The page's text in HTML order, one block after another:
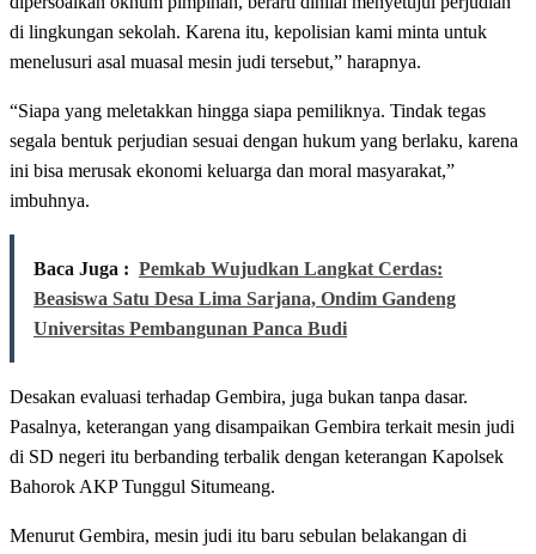
di lingkungan sekolah. Karena itu, kepolisian kami minta untuk
menelusuri asal muasal mesin judi tersebut,” harapnya.
“Siapa yang meletakkan hingga siapa pemiliknya. Tindak tegas
segala bentuk perjudian sesuai dengan hukum yang berlaku, karena
ini bisa merusak ekonomi keluarga dan moral masyarakat,”
imbuhnya.
Baca Juga : Pemkab Wujudkan Langkat Cerdas:
Beasiswa Satu Desa Lima Sarjana, Ondim Gandeng
Universitas Pembangunan Panca Budi
Desakan evaluasi terhadap Gembira, juga bukan tanpa dasar.
Pasalnya, keterangan yang disampaikan Gembira terkait mesin judi
di SD negeri itu berbanding terbalik dengan keterangan Kapolsek
Bahorok AKP Tunggul Situmeang.
Menurut Gembira, mesin judi itu baru sebulan belakangan di